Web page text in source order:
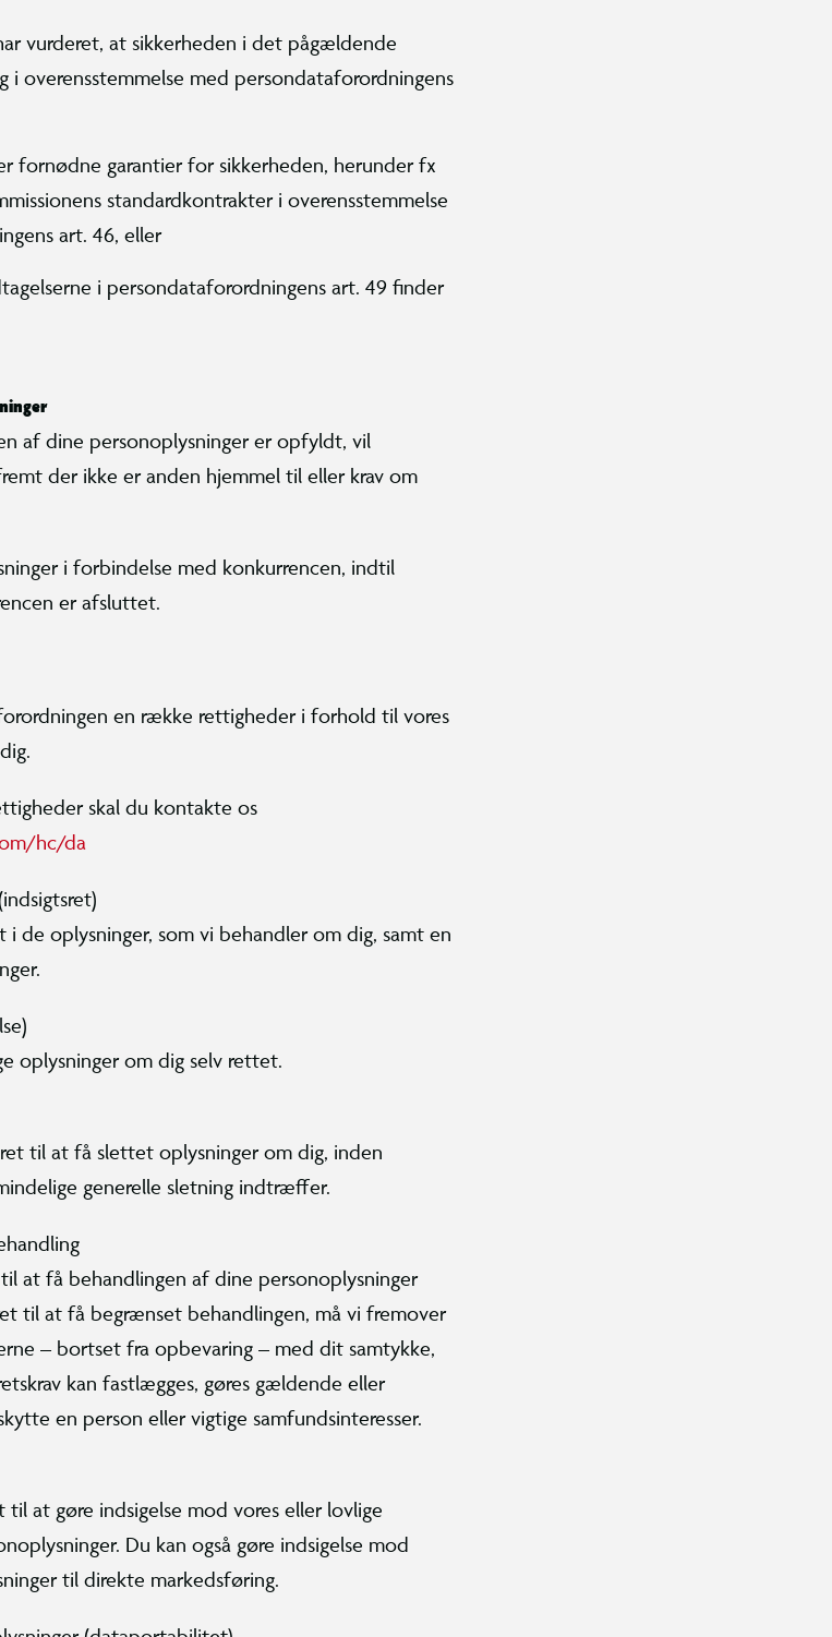
vurderet, at sikkerheden i det pågældende
overensstemmelse med persondataforordningens
fornødne garantier for sikkerheden, herunder fx
standardkontrakter i overensstemmelse
art. 46, eller
i persondataforordningens art. 49 finder
af dine personoplysninger er opfyldt, vil
der ikke er anden hjemmel til eller krav om
i forbindelse med konkurrencen, indtil
er afsluttet.
en række rettigheder i forhold til vores
skal du kontakte os
hc/da
de oplysninger, som vi behandler om dig, samt en
oplysninger om dig selv rettet.
til at få slettet oplysninger om dig, inden
generelle sletning indtræffer.
at få behandlingen af dine personoplysninger
til at få begrænset behandlingen, må vi fremover
– bortset fra opbevaring – med dit samtykke,
kan fastlægges, gøres gældende eller
en person eller vigtige samfundsinteresser.
at gøre indsigelse mod vores eller lovlige
Du kan også gøre indsigelse mod
til direkte markedsføring.